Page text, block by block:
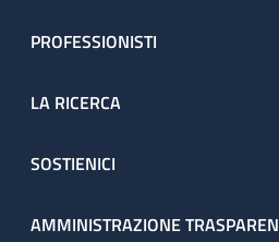
PROFESSIONISTI
LA RICERCA
SOSTIENICI
AMMINISTRAZIONE